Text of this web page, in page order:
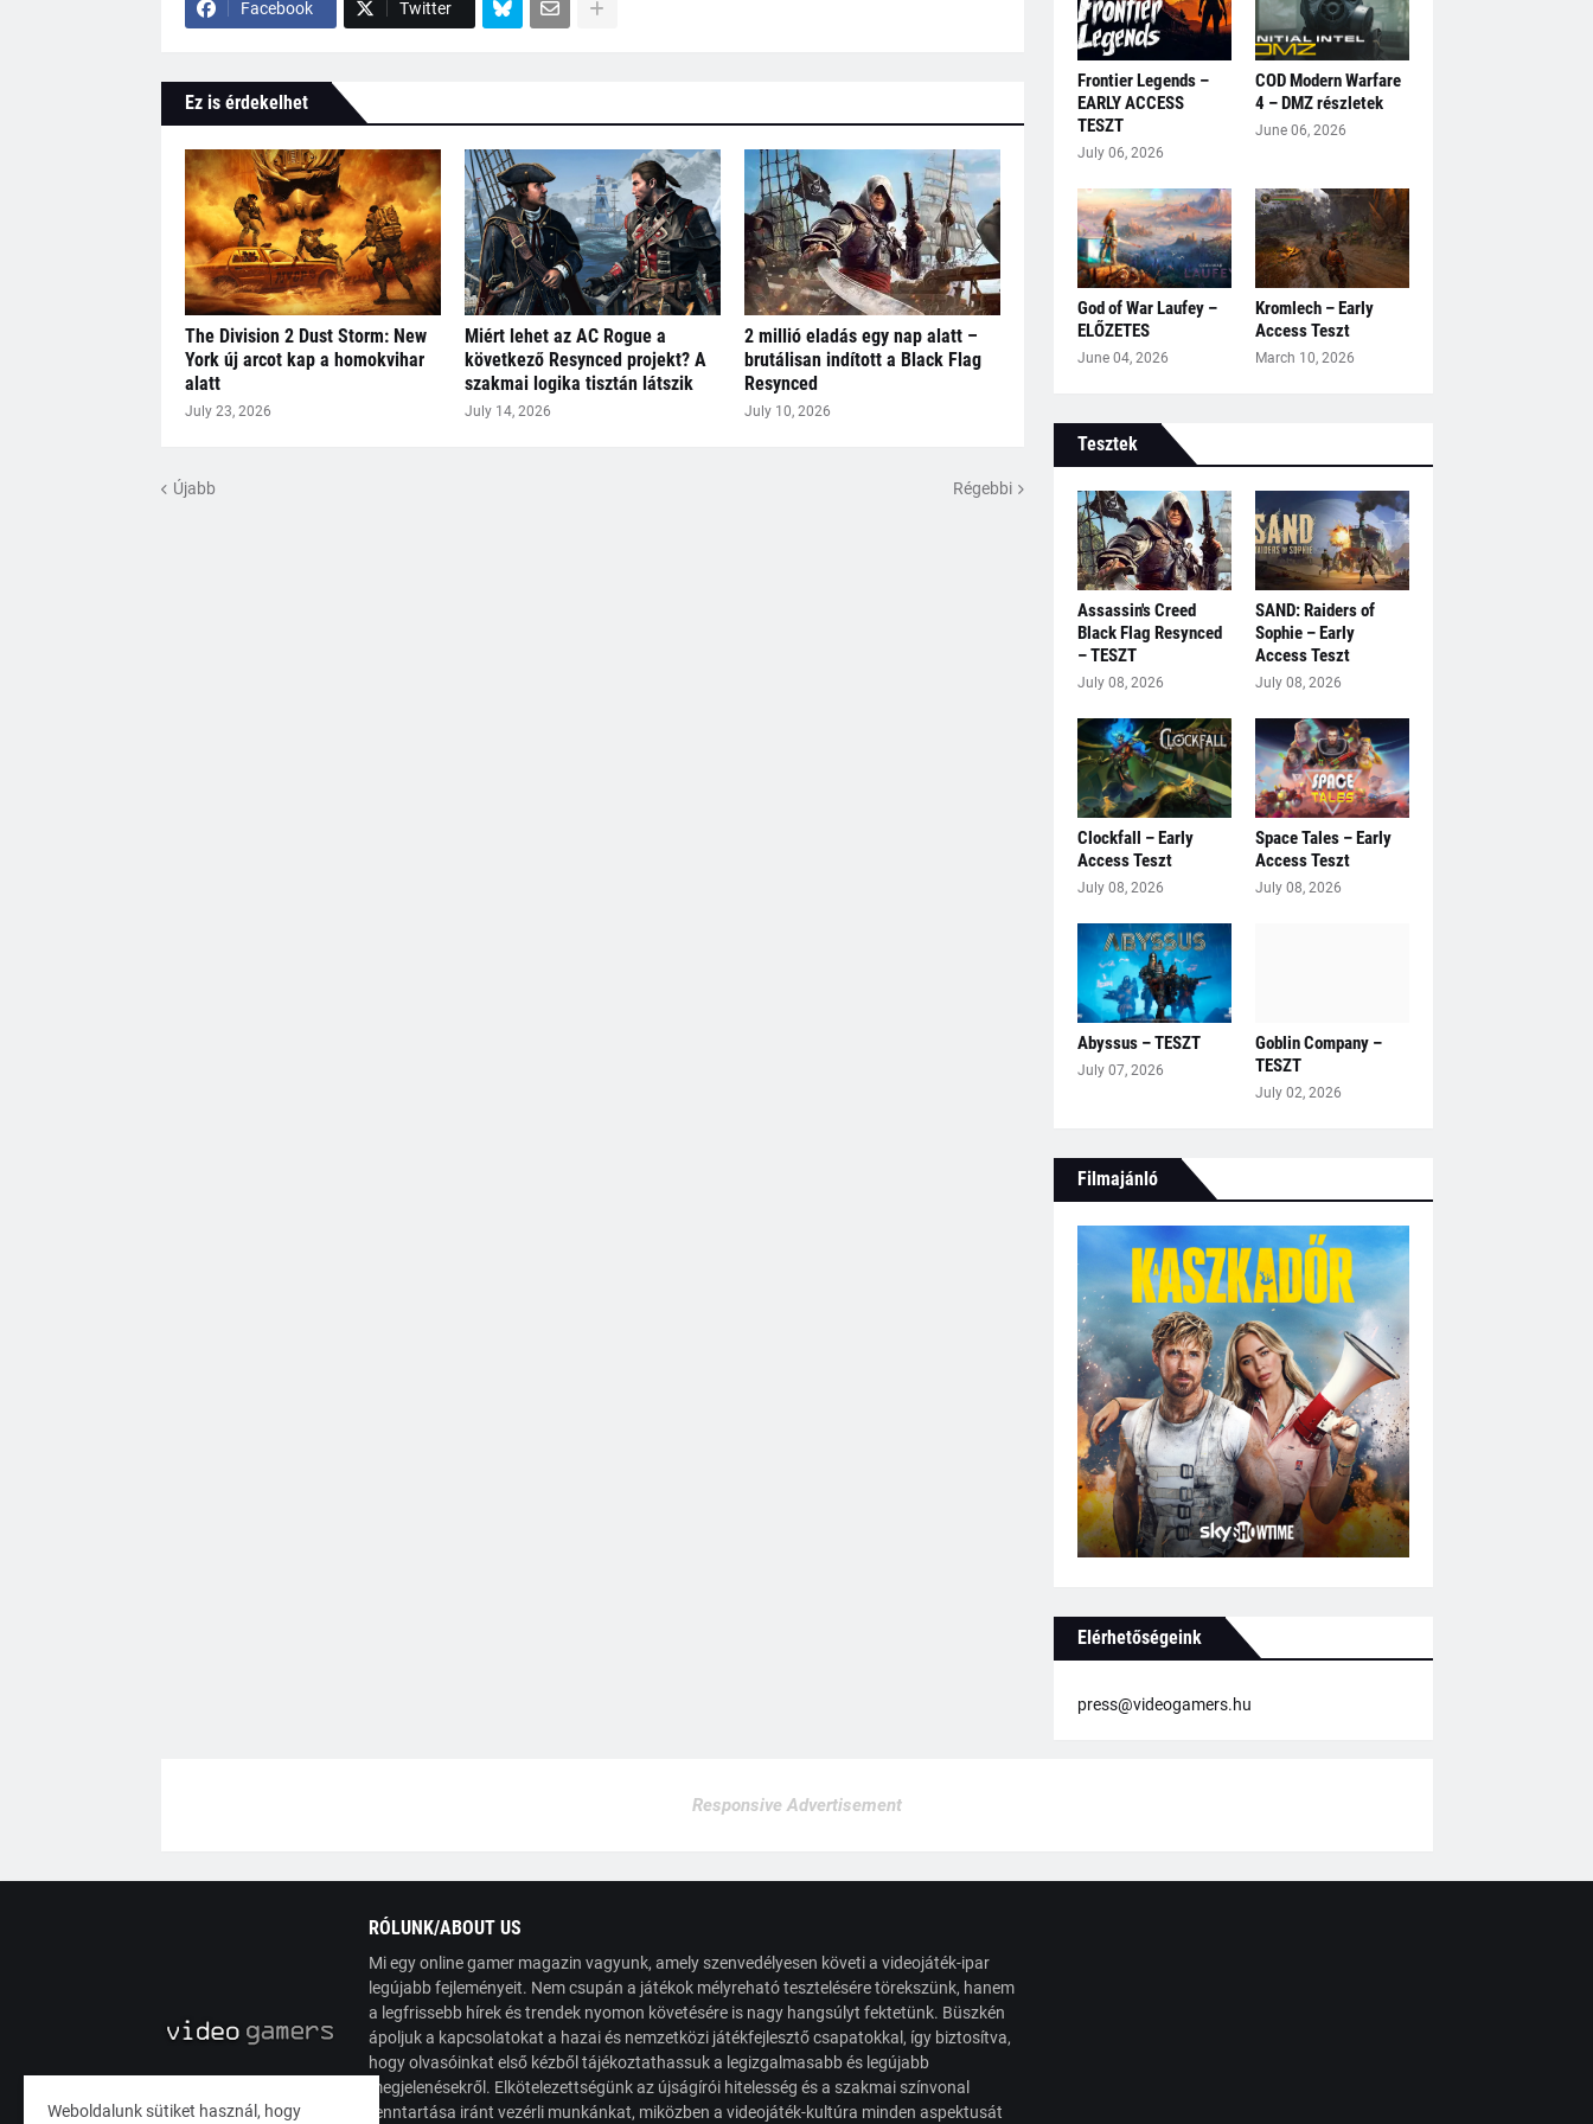
Facebook Twitter
Ez is érdekelhet
The Division 2 Dust Storm: New
York új arcot kap a homokvihar
alatt
July 23, 2026
Miért lehet az AC Rogue a
következő Resynced projekt? A
szakmai logika tisztán látszik
July 14, 2026
2 millió eladás egy nap alatt –
brutálisan indított a Black Flag
Resynced
July 10, 2026
Újabb Régebbi
Frontier Legends –
EARLY ACCESS
TESZT
July 06, 2026
COD Modern Warfare
4 – DMZ részletek
June 06, 2026
God of War Laufey –
ELŐZETES
June 04, 2026
Kromlech – Early
Access Teszt
March 10, 2026
Tesztek
Assassin's Creed
Black Flag Resynced
– TESZT
July 08, 2026
SAND: Raiders of
Sophie – Early
Access Teszt
July 08, 2026
Clockfall – Early
Access Teszt
July 08, 2026
Space Tales – Early
Access Teszt
July 08, 2026
Abyssus – TESZT
July 07, 2026
Goblin Company –
TESZT
July 02, 2026
Filmajánló
Elérhetőségeink
press@videogamers.hu
Responsive Advertisement
RÓLUNK/ABOUT US
Mi egy online gamer magazin vagyunk, amely szenvedélyesen követi a videojáték-ipar
legújabb fejleményeit. Nem csupán a játékok mélyreható tesztelésére törekszünk, hanem
a legfrissebb hírek és trendek nyomon követésére is nagy hangsúlyt fektetünk. Büszkén
ápoljuk a kapcsolatokat a hazai és nemzetközi játékfejlesztő csapatokkal, így biztosítva,
hogy olvasóinkat első kézből tájékoztathassuk a legizgalmasabb és legújabb
megjelenésekről. Elkötelezettségünk az újságírói hitelesség és a szakmai színvonal
fenntartása iránt vezérli munkánkat, miközben a videojáték-kultúra minden aspektusát
Weboldalunk sütiket használ, hogy